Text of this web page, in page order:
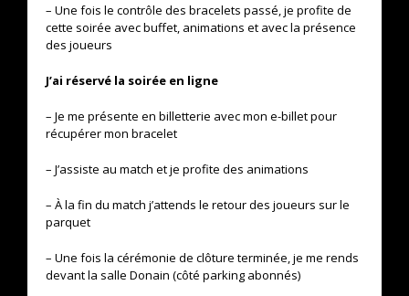
– Une fois le contrôle des bracelets passé, je profite de
cette soirée avec buffet, animations et avec la présence
des joueurs
J’ai réservé la soirée en ligne
– Je me présente en billetterie avec mon e-billet pour
récupérer mon bracelet
– J’assiste au match et je profite des animations
– À la fin du match j’attends le retour des joueurs sur le
parquet
– Une fois la cérémonie de clôture terminée, je me rends
devant la salle Donain (côté parking abonnés)